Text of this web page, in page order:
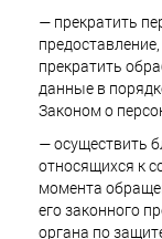
— прекратить
прекратить
данные в
Законом о
— осуществить
относящихся к
момента
его законного
органа по